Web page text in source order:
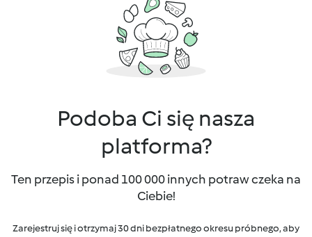
Podoba Ci się nasza
platforma?
Ten przepis i ponad 100 000 innych potraw czeka na
Ciebie!
Zarejestruj się i otrzymaj 30 dni bezpłatnego okresu próbnego, aby